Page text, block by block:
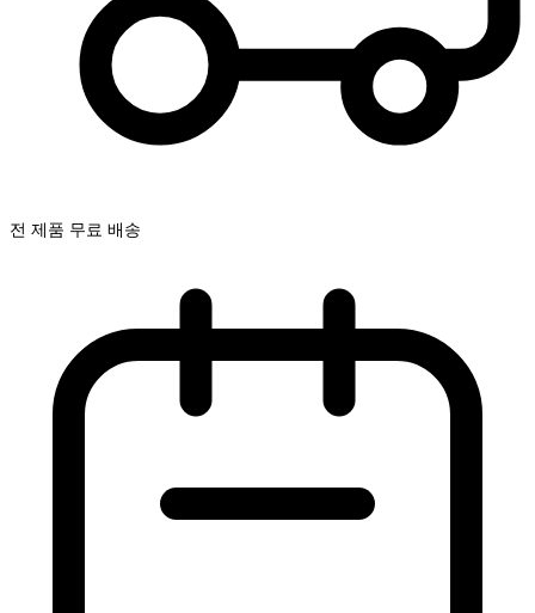
전 제품 무료 배송